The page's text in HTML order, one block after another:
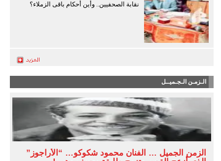
نقابة الصحفيين.. وأين أحكام باقى الزملاء؟
الـزمـن الـجـميــل
الزمن الجميل … الفنان محمود شكوكو… “الأراجوز”